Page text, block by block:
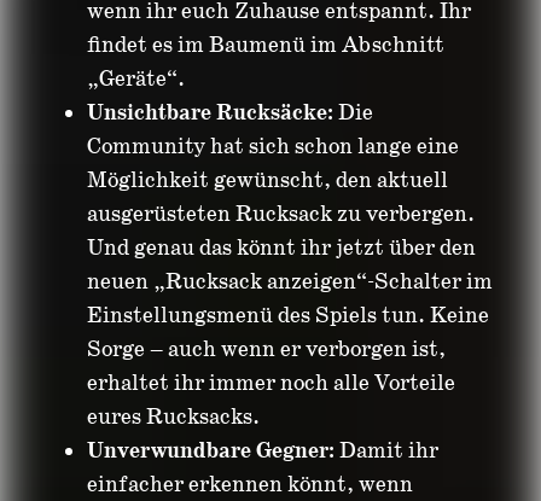
wenn ihr euch Zuhause entspannt. Ihr
findet es im Baumenü im Abschnitt
„Geräte“.
Unsichtbare Rucksäcke: Die
Community hat sich schon lange eine
Möglichkeit gewünscht, den aktuell
ausgerüsteten Rucksack zu verbergen.
Und genau das könnt ihr jetzt über den
neuen „Rucksack anzeigen“-Schalter im
Einstellungsmenü des Spiels tun. Keine
Sorge – auch wenn er verborgen ist,
erhaltet ihr immer noch alle Vorteile
eures Rucksacks.
Unverwundbare Gegner: Damit ihr
einfacher erkennen könnt, wenn